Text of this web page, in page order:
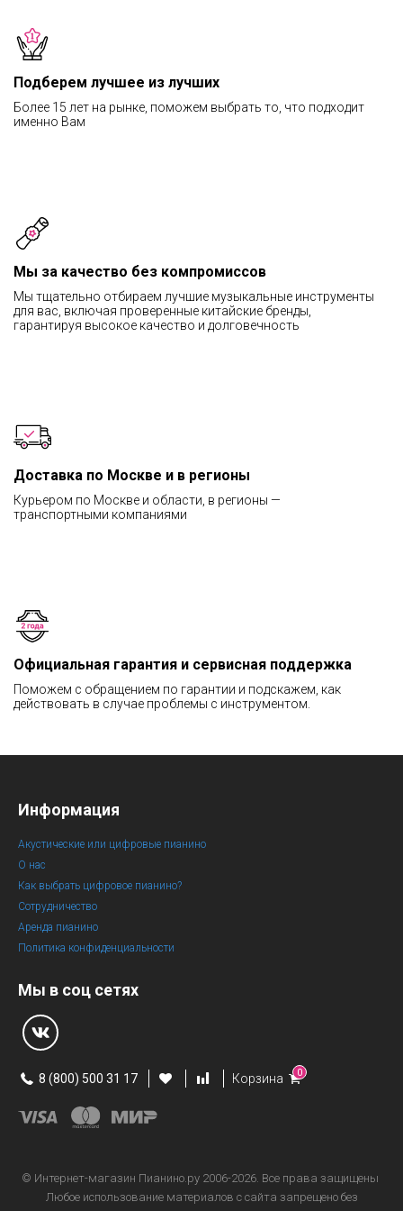
Подберем лучшее из лучших
Более 15 лет на рынке, поможем выбрать то, что подходит
именно Вам
Мы за качество без компромиссов
Мы тщательно отбираем лучшие музыкальные инструменты
для вас, включая проверенные китайские бренды,
гарантируя высокое качество и долговечность
Доставка по Москве и в регионы
Курьером по Москве и области, в регионы —
транспортными компаниями
Официальная гарантия и сервисная поддержка
Поможем с обращением по гарантии и подскажем, как
действовать в случае проблемы с инструментом.
Информация
Акустические или цифровые пианино
О нас
Как выбрать цифровое пианино?
Сотрудничество
Аренда пианино
Политика конфиденциальности
Мы в соц сетях
8 (800) 500 31 17 Корзина 0
© Интернет-магазин Пианино.ру 2006-2026. Все права защищены
Любое использование материалов с сайта запрещено без